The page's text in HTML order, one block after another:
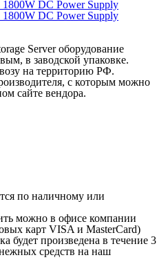
Server оборудование
в заводской упаковке.
на территорию РФ.
с которым можно
сайте вендора.
по наличному или
можно в офисе компании
карт VISA и MasterCard)
будет произведена в течение 3
средств на наш